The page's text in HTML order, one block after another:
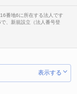
番地6に所在する法人です
、新規設立（法人番号登
表示する